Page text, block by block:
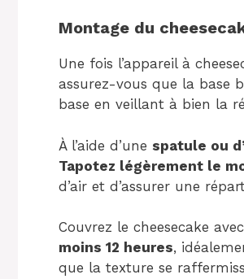
Montage du
Une fois l’appareil à
assurez-vous que la base
base en veillant à bien la
À l’aide d’une spatule ou
Tapotez légèrement le
d’air et d’assurer une
Couvrez le cheesecake
moins 12 heures,
que la texture se